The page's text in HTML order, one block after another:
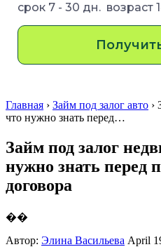
срок 7 - 30 дн. возраст
Главная › Займ под залог авто ›
что нужно знать перед…
Займ под залог
нужно знать перед
договора
��
Автор: Элина Васильева April